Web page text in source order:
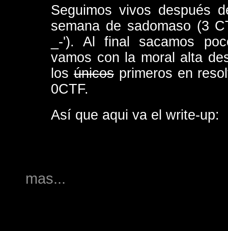
Seguimos vivos después
semana de sadomaso (3
_-'). Al final sacamos
vamos con la moral alta
losúnicosprimeros en
0CTF.
Así que aqui va el write-up:
mas...